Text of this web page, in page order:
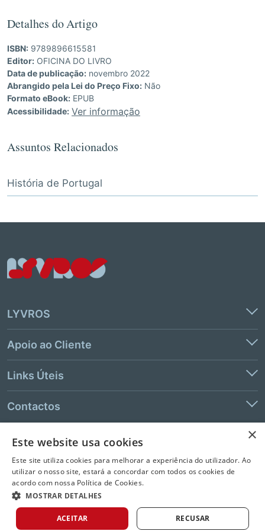
Detalhes do Artigo
ISBN: 9789896615581
Editor: OFICINA DO LIVRO
Data de publicação: novembro 2022
Abrangido pela Lei do Preço Fixo: Não
Formato eBook: EPUB
Acessibilidade: Ver informação
Assuntos Relacionados
História de Portugal
LYVROS
Apoio ao Cliente
Links Úteis
Contactos
© 2026 LeYa, S.A. Todos os direitos reservados. Não é permitida a
extração de texto e de dados.
×
Este website usa cookies
Este site utiliza cookies para melhorar a experiência do utilizador. Ao
utilizar o nosso site, estará a concordar com todos os cookies de
acordo com nossa Política de Cookies.
MOSTRAR DETALHES
ACEITAR RECUSAR